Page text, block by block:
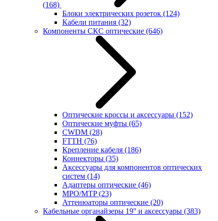
(168)
Блоки электрических розеток (124)
Кабели питания (32)
Компоненты СКС оптические (646)
Оптические кроссы и аксессуары (152)
Оптические муфты (65)
CWDM (28)
FTTH (76)
Крепление кабеля (186)
Коннекторы (35)
Аксессуары для компонентов оптических
систем (14)
Адаптеры оптические (46)
MPO/MTP(23)
Аттенюаторы оптические (20)
Кабельные органайзеры 19'' и аксессуары (383)